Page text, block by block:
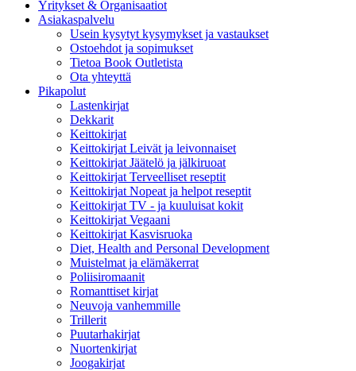
Yritykset & Organisaatiot
Asiakaspalvelu
Usein kysytyt kysymykset ja vastaukset
Ostoehdot ja sopimukset
Tietoa Book Outletista
Ota yhteyttä
Pikapolut
Lastenkirjat
Dekkarit
Keittokirjat
Keittokirjat Leivät ja leivonnaiset
Keittokirjat Jäätelö ja jälkiruoat
Keittokirjat Terveelliset reseptit
Keittokirjat Nopeat ja helpot reseptit
Keittokirjat TV - ja kuuluisat kokit
Keittokirjat Vegaani
Keittokirjat Kasvisruoka
Diet, Health and Personal Development
Muistelmat ja elämäkerrat
Poliisiromaanit
Romanttiset kirjat
Neuvoja vanhemmille
Trillerit
Puutarhakirjat
Nuortenkirjat
Joogakirjat